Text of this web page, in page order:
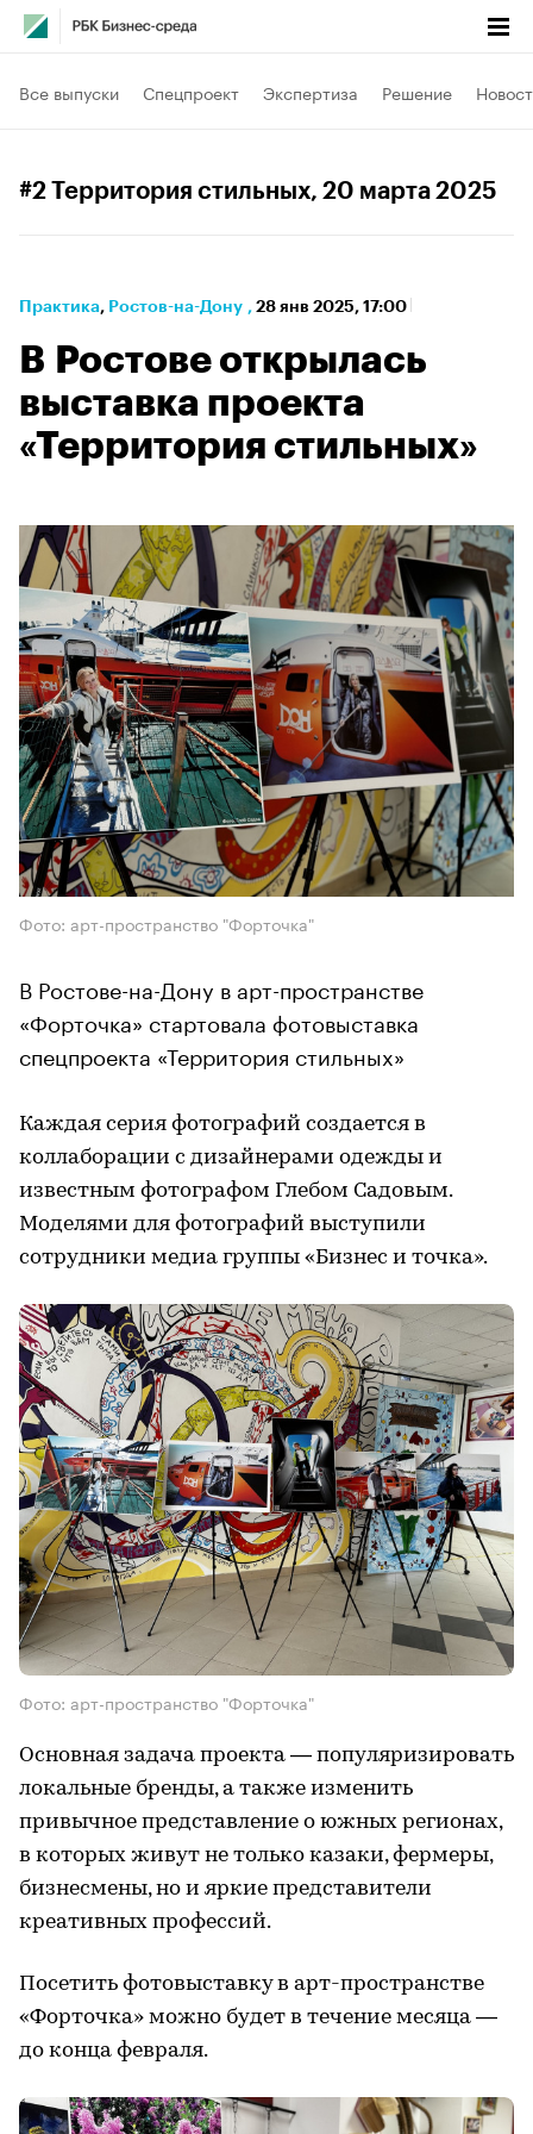
Все выпуски Спецпроект Экспертиза Решение
#2 Территория стильных, 20 марта 2025
Практика⁠, Ростов-на-Дону , 28 янв 2025, 17:00
В Ростове открылась
выставка проекта
«Территория стильных»
Фото: арт-пространство "Форточка"
В Ростове-на-Дону в арт-пространстве
«Форточка» стартовала фотовыставка
спецпроекта «Территория стильных»
Каждая серия фотографий создается в
коллаборации с дизайнерами одежды и
известным фотографом Глебом Садовым.
Моделями для фотографий выступили
сотрудники медиа группы «Бизнес и точка».
Фото: арт-пространство "Форточка"
Основная задача проекта — популяризировать
локальные бренды, а также изменить
привычное представление о южных регионах,
в которых живут не только казаки, фермеры,
бизнесмены, но и яркие представители
креативных профессий.
Посетить фотовыставку в арт-пространстве
«Форточка» можно будет в течение месяца —
до конца февраля.